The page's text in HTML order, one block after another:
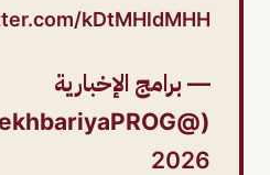
kDtMHldMHH
— برامج الإخبارية
(@alekhbariyaPROG)
2026